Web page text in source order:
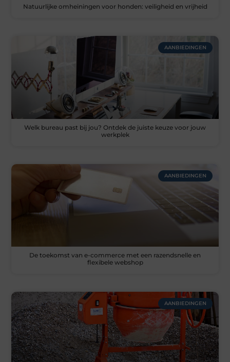
Natuurlijke omheiningen voor honden: veiligheid en vrijheid
AANBIEDINGEN
Welk bureau past bij jou? Ontdek de juiste keuze voor jouw
werkplek
AANBIEDINGEN
De toekomst van e-commerce met een razendsnelle en
flexibele webshop
AANBIEDINGEN